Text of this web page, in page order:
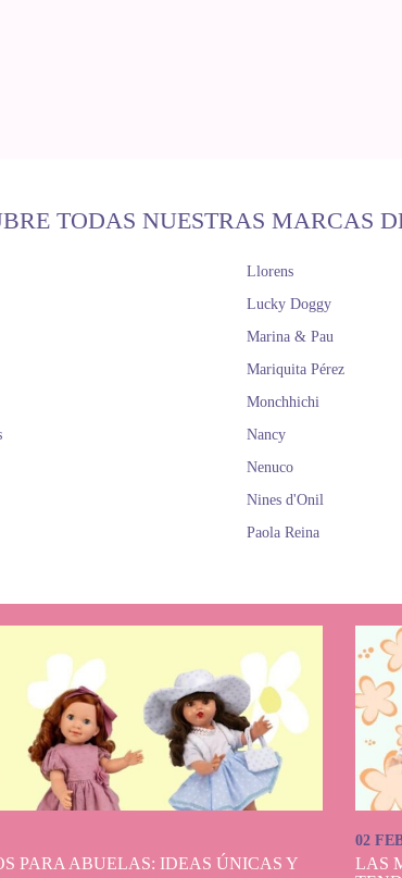
TODAS NUESTRAS MARCAS
Llorens
Lucky Doggy
Marina & Pau
Mariquita Pérez
Monchhichi
Nancy
Nenuco
Nines d'Onil
Paola Reina
PARA ABUELAS: IDEAS ÚNICAS Y
02
LAS